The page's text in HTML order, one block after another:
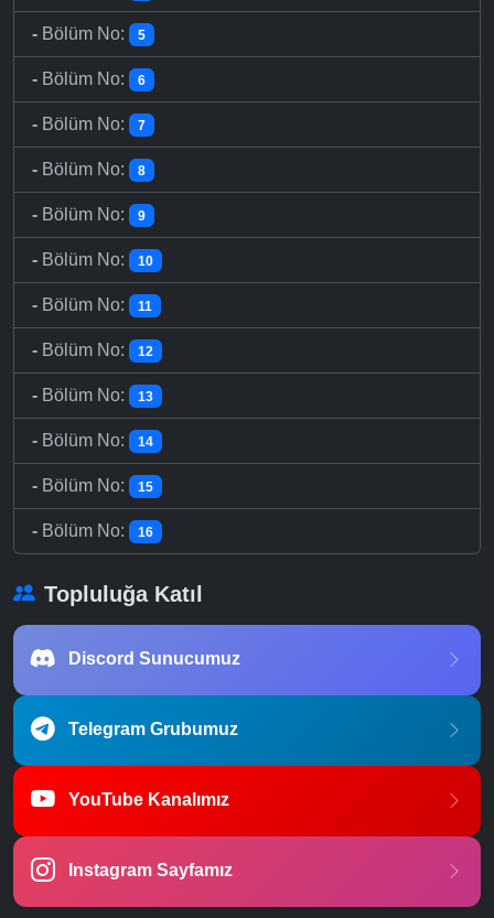
- Bölüm No: 5
- Bölüm No: 6
- Bölüm No: 7
- Bölüm No: 8
- Bölüm No: 9
- Bölüm No: 10
- Bölüm No: 11
- Bölüm No: 12
- Bölüm No: 13
- Bölüm No: 14
- Bölüm No: 15
- Bölüm No: 16
Topluluğa Katıl
Discord Sunucumuz
Telegram Grubumuz
YouTube Kanalımız
Instagram Sayfamız